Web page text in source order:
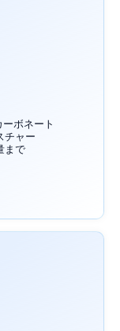
ボネート
チャー
まで